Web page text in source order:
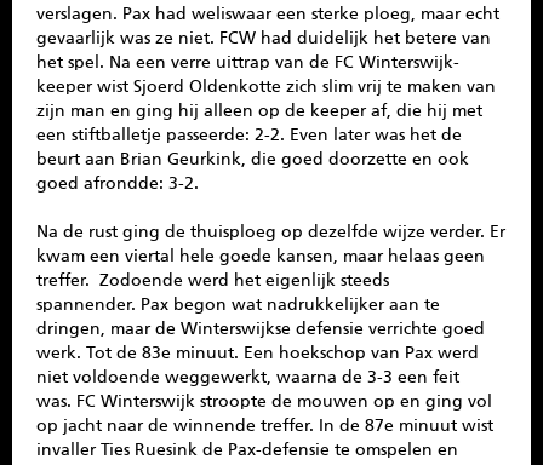
verslagen. Pax had weliswaar een sterke ploeg, maar echt
gevaarlijk was ze niet. FCW had duidelijk het betere van
het spel. Na een verre uittrap van de FC Winterswijk-
keeper wist Sjoerd Oldenkotte zich slim vrij te maken van
zijn man en ging hij alleen op de keeper af, die hij met
een stiftballetje passeerde: 2-2. Even later was het de
beurt aan Brian Geurkink, die goed doorzette en ook
goed afrondde: 3-2.
Na de rust ging de thuisploeg op dezelfde wijze verder. Er
kwam een viertal hele goede kansen, maar helaas geen
treffer. Zodoende werd het eigenlijk steeds
spannender. Pax begon wat nadrukkelijker aan te
dringen, maar de Winterswijkse defensie verrichte goed
werk. Tot de 83e minuut. Een hoekschop van Pax werd
niet voldoende weggewerkt, waarna de 3-3 een feit
was. FC Winterswijk stroopte de mouwen op en ging vol
op jacht naar de winnende treffer. In de 87e minuut wist
invaller Ties Ruesink de Pax-defensie te omspelen en